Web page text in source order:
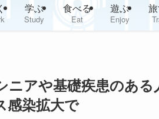
学ぶ
Study
食べる
Eat
遊ぶ
Enjoy
ニアや基礎疾患のあ
染拡大で